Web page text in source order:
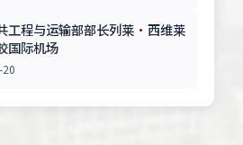
工程与运输部部长列莱·西维莱
国际机场